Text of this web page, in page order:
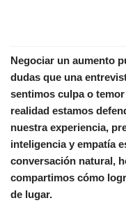
Negociar un aumento
dudas que una
sentimos culpa o
realidad estamos
nuestra experiencia,
inteligencia y empatía
conversación natural,
compartimos cómo
de lugar.